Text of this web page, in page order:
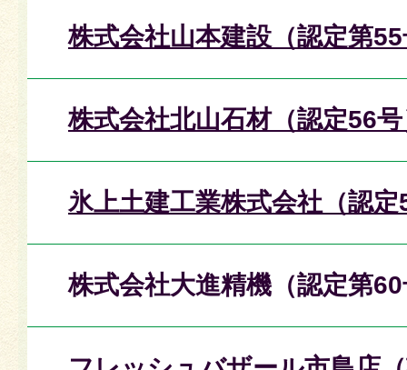
株式会社山本建設（認定第
株式会社北山石材（認定56
氷上土建工業株式会社（認定
株式会社大進精機（認定第